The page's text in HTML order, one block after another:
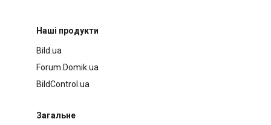
Наші продукти
Bild.ua
Forum.Domik.ua
BildControl.ua
Загальне